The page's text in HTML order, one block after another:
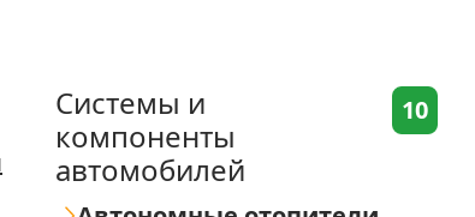
Системы и
компоненты
автомобилей
10